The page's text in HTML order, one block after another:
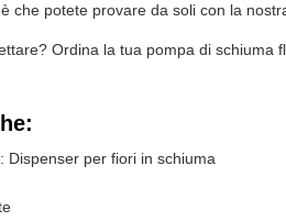
che potete provare da soli con la
Ordina la tua pompa di schiuma
Dispenser per fiori in schiuma